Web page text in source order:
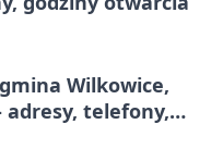
Wilkowice,
telefony,